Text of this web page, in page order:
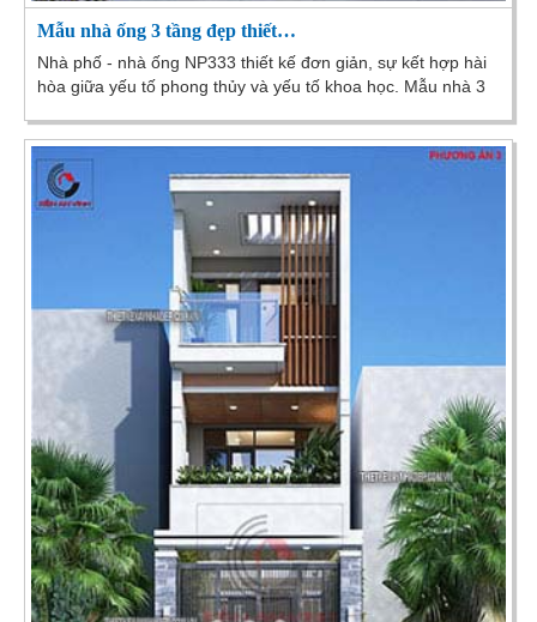
Mẫu nhà ống 3 tầng đẹp thiết…
Nhà phố - nhà ống NP333 thiết kế đơn giản, sự kết hợp hài
hòa giữa yếu tố phong thủy và yếu tố khoa học. Mẫu nhà 3